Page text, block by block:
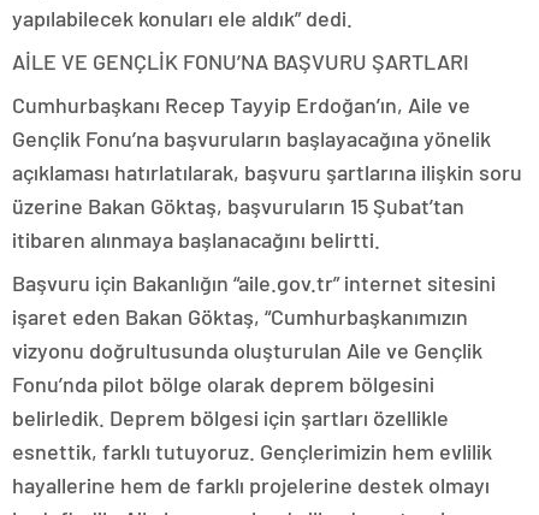
yapılabilecek konuları ele aldık” dedi.
AİLE VE GENÇLİK FONU’NA BAŞVURU ŞARTLARI
Cumhurbaşkanı Recep Tayyip Erdoğan’ın, Aile ve
Gençlik Fonu’na başvuruların başlayacağına yönelik
açıklaması hatırlatılarak, başvuru şartlarına ilişkin soru
üzerine Bakan Göktaş, başvuruların 15 Şubat’tan
itibaren alınmaya başlanacağını belirtti.
Başvuru için Bakanlığın “aile.gov.tr” internet sitesini
işaret eden Bakan Göktaş, “Cumhurbaşkanımızın
vizyonu doğrultusunda oluşturulan Aile ve Gençlik
Fonu’nda pilot bölge olarak deprem bölgesini
belirledik. Deprem bölgesi için şartları özellikle
esnettik, farklı tutuyoruz. Gençlerimizin hem evlilik
hayallerine hem de farklı projelerine destek olmayı